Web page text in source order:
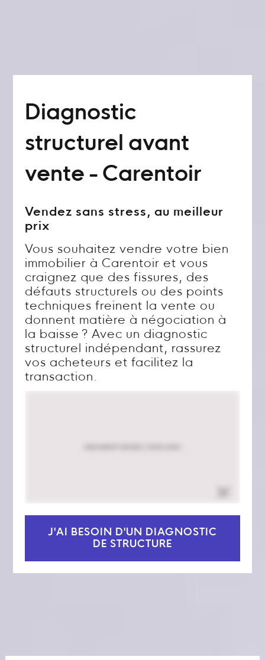
Diagnostic
structurel avant
vente - Carentoir
Vendez sans stress, au meilleur
prix
Vous souhaitez vendre votre bien
immobilier à Carentoir et vous
craignez que des fissures, des
défauts structurels ou des points
techniques freinent la vente ou
donnent matière à négociation à
la baisse ? Avec un diagnostic
structurel indépendant, rassurez
vos acheteurs et facilitez la
transaction.
J'AI BESOIN D'UN DIAGNOSTIC
DE STRUCTURE